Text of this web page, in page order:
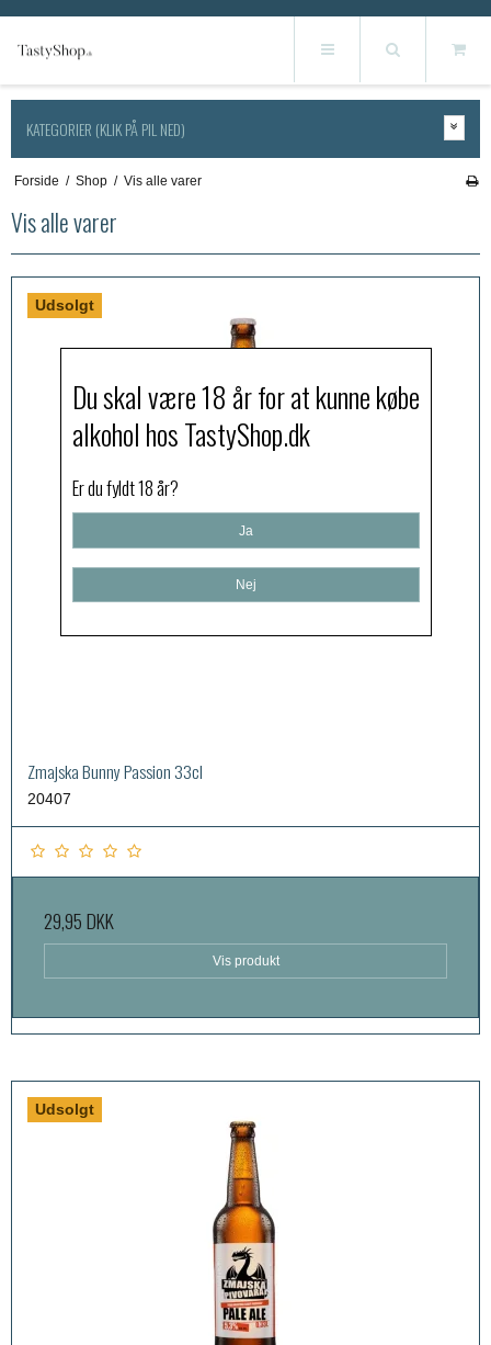
KATEGORIER (KLIK PÅ PIL NED)
Forside / Shop / Vis alle varer
Vis alle varer
Udsolgt
Zmajska Bunny Passion 33cl
20407
29,95 DKK
Vis produkt
Udsolgt
Du skal være 18 år for at kunne købe
alkohol hos TastyShop.dk
Er du fyldt 18 år?
Ja
Nej